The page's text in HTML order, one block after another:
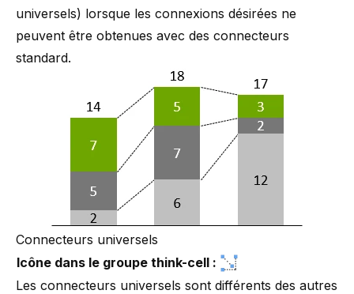
universels) lorsque les connexions désirées ne
peuvent être obtenues avec des connecteurs
standard.
Connecteurs universels
Icône dans le groupe think-cell :
Les connecteurs universels sont différents des autres